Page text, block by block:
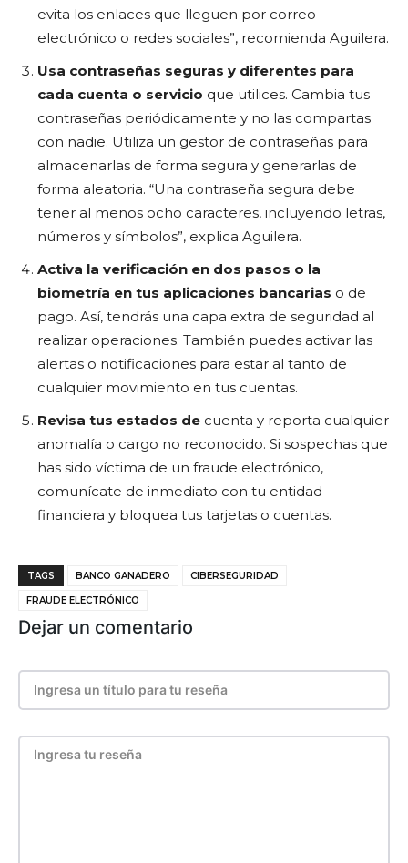
evita los enlaces que lleguen por correo
electrónico o redes sociales”, recomienda Aguilera.
Usa contraseñas seguras y diferentes para
cada cuenta o servicio que utilices. Cambia tus
contraseñas periódicamente y no las compartas
con nadie. Utiliza un gestor de contraseñas para
almacenarlas de forma segura y generarlas de
forma aleatoria. “Una contraseña segura debe
tener al menos ocho caracteres, incluyendo letras,
números y símbolos”, explica Aguilera.
Activa la verificación en dos pasos o la
biometría en tus aplicaciones bancarias o de
pago. Así, tendrás una capa extra de seguridad al
realizar operaciones. También puedes activar las
alertas o notificaciones para estar al tanto de
cualquier movimiento en tus cuentas.
Revisa tus estados de cuenta y reporta cualquier
anomalía o cargo no reconocido. Si sospechas que
has sido víctima de un fraude electrónico,
comunícate de inmediato con tu entidad
financiera y bloquea tus tarjetas o cuentas.
TAGS BANCO GANADERO CIBERSEGURIDAD
FRAUDE ELECTRÓNICO
Dejar un comentario